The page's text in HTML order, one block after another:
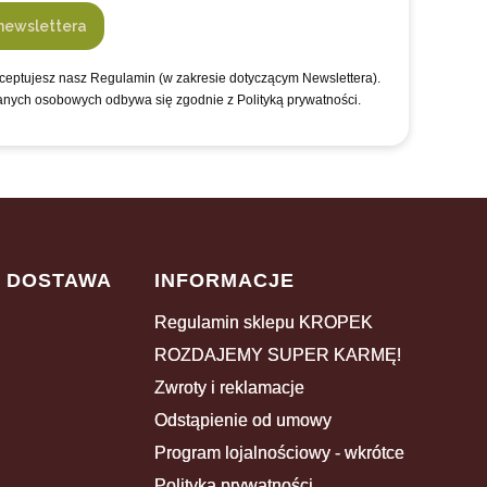
nasz Regulamin (w zakresie dotyczącym Newslettera).
osobowych odbywa się zgodnie z Polityką prywatności.
INFORMACJE
Regulamin sklepu KROPEK
ROZDAJEMY SUPER KARMĘ!
Zwroty i reklamacje
Odstąpienie od umowy
Program lojalnościowy - wkrótce